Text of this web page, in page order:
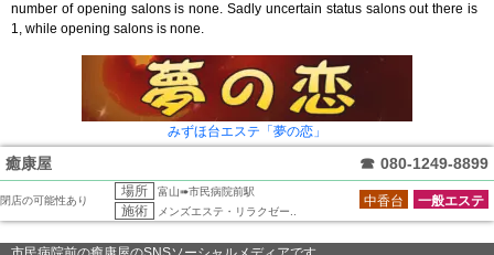
number of opening salons is none. Sadly uncertain status salons out there is
1, while opening salons is none.
みずほ台エステ「夢の恋」
癒康屋 ☎ 080-1249-8899
閉店の可能性あり
場所 富山➠市民病院前駅
施術 メンズエステ・リラクゼー..
一般エステ
中香台